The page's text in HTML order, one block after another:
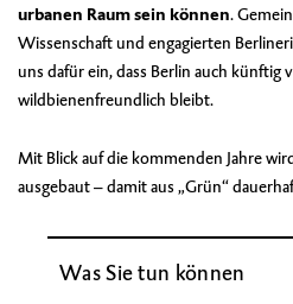
urbanen Raum sein können.
Wissenschaft und engagierten
uns dafür ein, dass Berlin auch künftig
wildbienenfreundlich bleibt.
Mit Blick auf die kommenden Jahre
ausgebaut – damit aus „Grün“
Was Sie tun können